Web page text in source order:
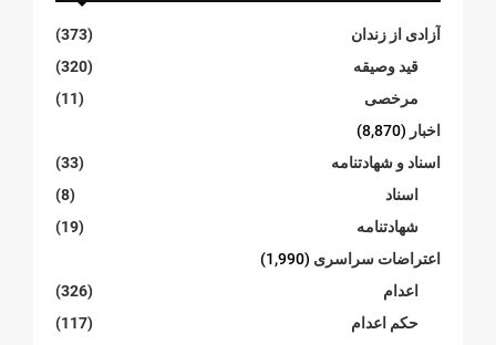
آزادی از زندان
(373)
قید وصیقه
(320)
مرخصی
(11)
اخبار (8,870)
اسناد و شهادتنامە
(33)
اسناد
(8)
شهادتنامە
(19)
اعتراضات سراسری (1,990)
اعدام
(326)
حکم اعدام
(117)